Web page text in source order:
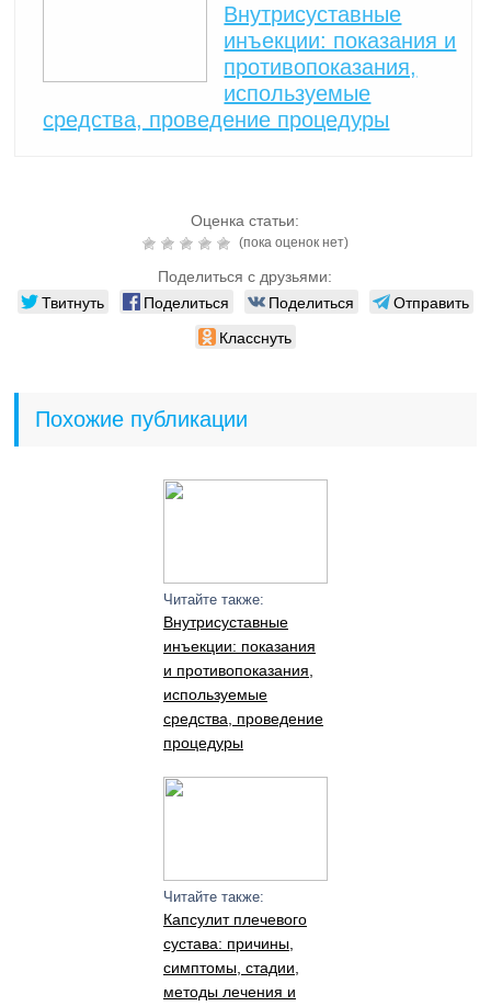
Внутрисуставные
инъекции: показания и
противопоказания,
используемые
средства, проведение процедуры
Оценка статьи:
(пока оценок нет)
Поделиться с друзьями:
Твитнуть Поделиться Поделиться
Отправить
Класснуть
Похожие публикации
Читайте также:
Внутрисуставные
инъекции: показания
и противопоказания,
используемые
средства, проведение
процедуры
Читайте также:
Капсулит плечевого
сустава: причины,
симптомы, стадии,
методы лечения и